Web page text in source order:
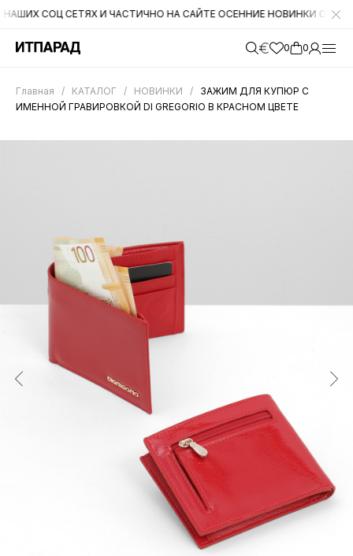
СЕТЯХ И ЧАСТИЧНО НА САЙТЕ ОСЕННИЕ НОВИНКИ ОТ CROMIA. НА
0 0
Главная / КАТАЛОГ / НОВИНКИ /
ЗАЖИМ ДЛЯ КУПЮР С
ИМЕННОЙ ГРАВИРОВКОЙ DI GREGORIO В КРАСНОМ ЦВЕТЕ